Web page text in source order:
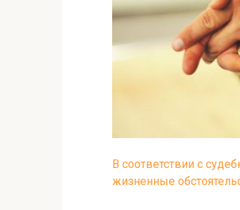
В соответствии с
жизненные